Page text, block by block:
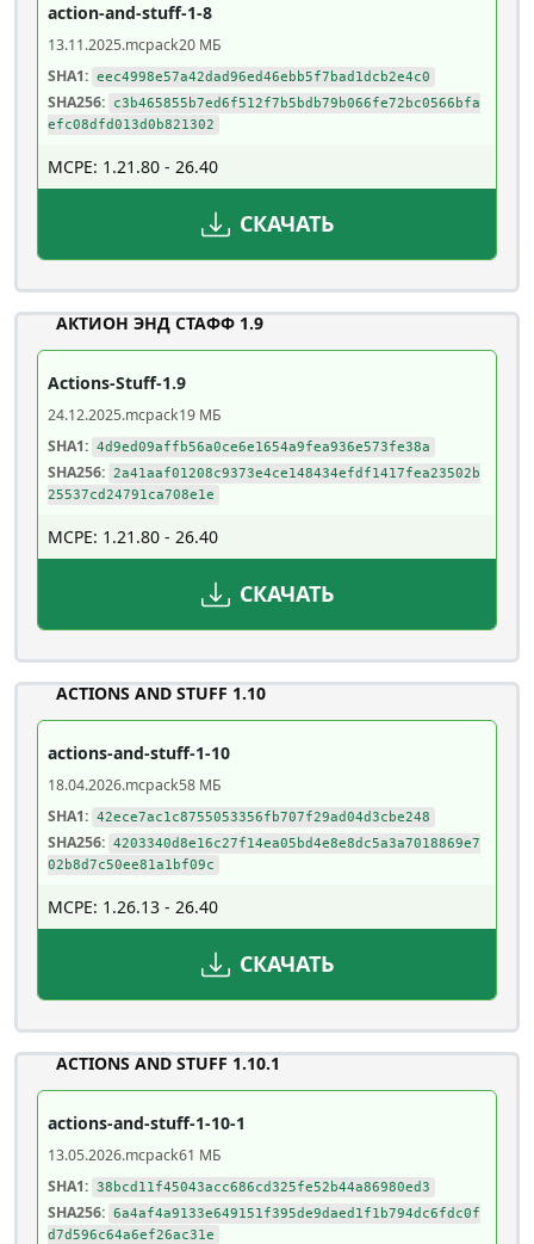
action-and-stuff-1-8
13.11.2025.mcpack20 МБ
SHA1: eec4998e57a42dad96ed46ebb5f7bad1dcb2e4c0
SHA256:
c3b465855b7ed6f512f7b5bdb79b066fe72bc0566bfa
efc08dfd013d0b821302
MCPE: 1.21.80 - 26.40
СКАЧАТЬ
АКТИОН ЭНД СТАФФ 1.9
Actions-Stuff-1.9
24.12.2025.mcpack19 МБ
SHA1: 4d9ed09affb56a0ce6e1654a9fea936e573fe38a
SHA256: 2a41aaf01208c9373e4ce148434efdf1417fea23502b
25537cd24791ca708e1e
MCPE: 1.21.80 - 26.40
СКАЧАТЬ
ACTIONS AND STUFF 1.10
actions-and-stuff-1-10
18.04.2026.mcpack58 МБ
SHA1: 42ece7ac1c8755053356fb707f29ad04d3cbe248
SHA256: 4203340d8e16c27f14ea05bd4e8e8dc5a3a7018869e7
02b8d7c50ee81a1bf09c
MCPE: 1.26.13 - 26.40
СКАЧАТЬ
ACTIONS AND STUFF 1.10.1
actions-and-stuff-1-10-1
13.05.2026.mcpack61 МБ
SHA1: 38bcd11f45043acc686cd325fe52b44a86980ed3
SHA256: 6a4af4a9133e649151f395de9daed1f1b794dc6fdc0f
d7d596c64a6ef26ac31e